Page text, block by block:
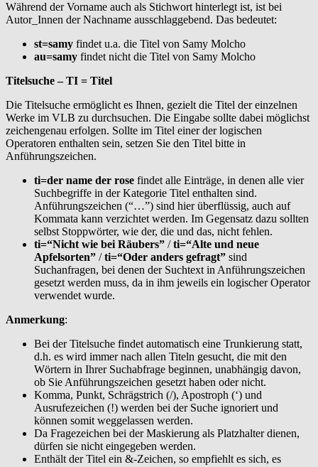
Während der Vorname auch als Stichwort hinterlegt ist, ist bei
Autor_Innen der Nachname ausschlaggebend. Das bedeutet:
st=samy findet u.a. die Titel von Samy Molcho
au=samy findet nicht die Titel von Samy Molcho
Titelsuche – TI = Titel
Die Titelsuche ermöglicht es Ihnen, gezielt die Titel der einzelnen
Werke im VLB zu durchsuchen. Die Eingabe sollte dabei möglichst
zeichengenau erfolgen. Sollte im Titel einer der logischen
Operatoren enthalten sein, setzen Sie den Titel bitte in
Anführungszeichen.
ti=der name der rose findet alle Einträge, in denen alle vier
Suchbegriffe in der Kategorie Titel enthalten sind.
Anführungszeichen (“…”) sind hier überflüssig, auch auf
Kommata kann verzichtet werden. Im Gegensatz dazu sollten
selbst Stoppwörter, wie der, die und das, nicht fehlen.
ti=“Nicht wie bei Räubers” /ti=“Alte und neue
Apfelsorten” /ti=“Oder anders gefragt” sind
Suchanfragen, bei denen der Suchtext in Anführungszeichen
gesetzt werden muss, da in ihm jeweils ein logischer Operator
verwendet wurde.
Anmerkung:
Bei der Titelsuche findet automatisch eine Trunkierung statt,
d.h. es wird immer nach allen Titeln gesucht, die mit den
Wörtern in Ihrer Suchabfrage beginnen, unabhängig davon,
ob Sie Anführungszeichen gesetzt haben oder nicht.
Komma, Punkt, Schrägstrich (/), Apostroph (‘) und
Ausrufezeichen (!) werden bei der Suche ignoriert und
können somit weggelassen werden.
Da Fragezeichen bei der Maskierung als Platzhalter dienen,
dürfen sie nicht eingegeben werden.
Enthält der Titel ein &-Zeichen, so empfiehlt es sich, es